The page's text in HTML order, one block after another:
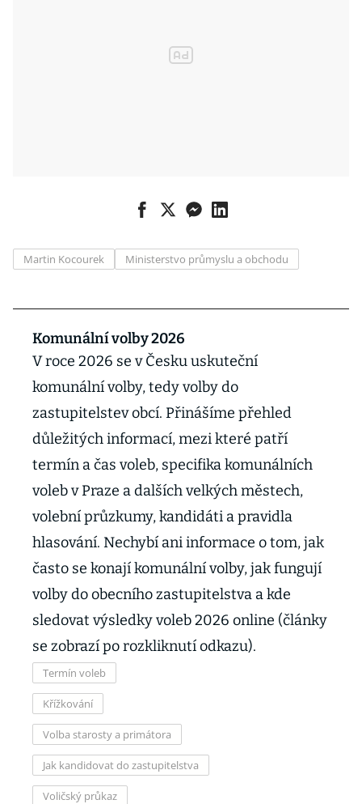
Martin Kocourek Ministerstvo průmyslu a obchodu
Komunální volby 2026
V roce 2026 se v Česku uskuteční
komunální volby, tedy volby do
zastupitelstev obcí. Přinášíme přehled
důležitých informací, mezi které patří
termín a čas voleb, specifika komunálních
voleb v Praze a dalších velkých městech,
volební průzkumy, kandidáti a pravidla
hlasování. Nechybí ani informace o tom, jak
často se konají komunální volby, jak fungují
volby do obecního zastupitelstva a kde
sledovat výsledky voleb 2026 online (články
se zobrazí po rozkliknutí odkazu).
Termín voleb
Křížkování
Volba starosty a primátora
Jak kandidovat do zastupitelstva
Voličský průkaz